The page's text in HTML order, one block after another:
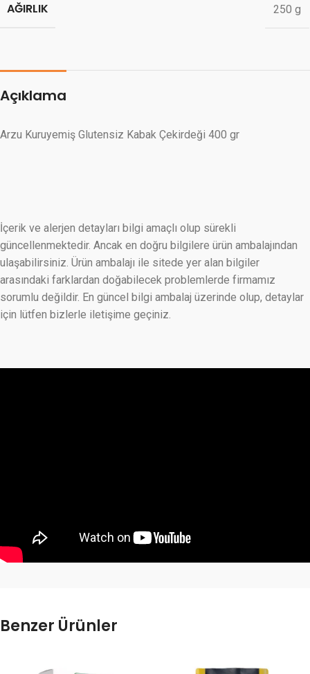
AĞIRLIK 250 g
Açıklama
Arzu Kuruyemiş Glutensiz Kabak Çekirdeği 400 gr
İçerik ve alerjen detayları bilgi amaçlı olup sürekli
güncellenmektedir. Ancak en doğru bilgilere ürün ambalajından
ulaşabilirsiniz. Ürün ambalajı ile sitede yer alan bilgiler
arasındaki farklardan doğabilecek problemlerde firmamız
sorumlu değildir. En güncel bilgi ambalaj üzerinde olup, detaylar
için lütfen bizlerle iletişime geçiniz.
Benzer Ürünler